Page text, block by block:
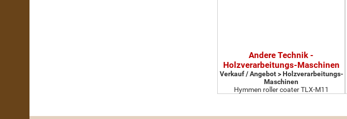
Andere Technik -
Holzverarbeitungs-Maschinen
Verkauf / Angebot > Holzverarbeitungs-
Maschinen
Hymmen roller coater TLX-M11